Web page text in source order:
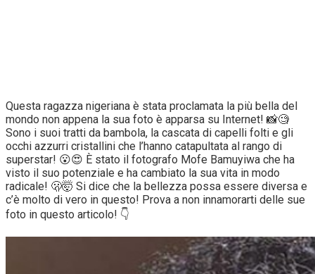
Questa ragazza nigeriana è stata proclamata la più bella del
mondo non appena la sua foto è apparsa su Internet! 📸🧐
Sono i suoi tratti da bambola, la cascata di capelli folti e gli
occhi azzurri cristallini che l’hanno catapultata al rango di
superstar! 😮😍 È stato il fotografo Mofe Bamuyiwa che ha
visto il suo potenziale e ha cambiato la sua vita in modo
radicale! 🫢🤯 Si dice che la bellezza possa essere diversa e
c’è molto di vero in questo! Prova a non innamorarti delle sue
foto in questo articolo! 👇